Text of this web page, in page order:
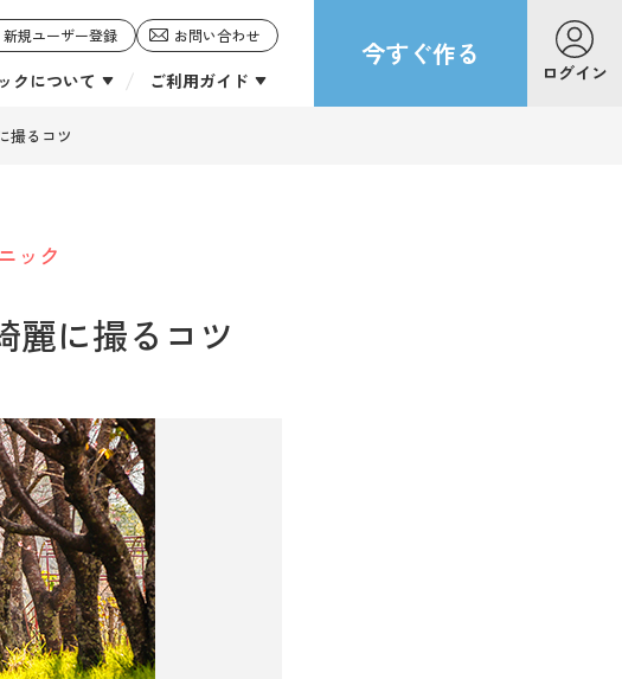
新規ユーザー登録 お問い合わせ
クについて ご利用ガイド
今すぐ作る
ログイン
撮るコツ
ック
麗に撮るコツ